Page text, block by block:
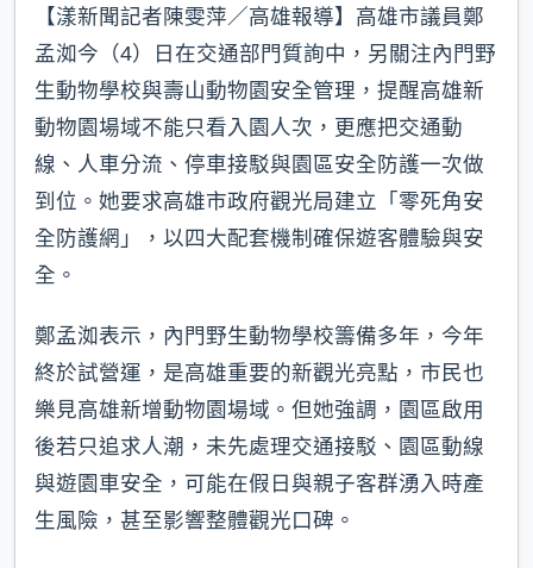
【漾新聞記者陳雯萍／高雄報導】高雄市議員鄭
孟洳今（4）日在交通部門質詢中，另關注內門野
生動物學校與壽山動物園安全管理，提醒高雄新
動物園場域不能只看入園人次，更應把交通動
線、人車分流、停車接駁與園區安全防護一次做
到位。她要求高雄市政府觀光局建立「零死角安
全防護網」，以四大配套機制確保遊客體驗與安
全。
鄭孟洳表示，內門野生動物學校籌備多年，今年
終於試營運，是高雄重要的新觀光亮點，市民也
樂見高雄新增動物園場域。但她強調，園區啟用
後若只追求人潮，未先處理交通接駁、園區動線
與遊園車安全，可能在假日與親子客群湧入時產
生風險，甚至影響整體觀光口碑。